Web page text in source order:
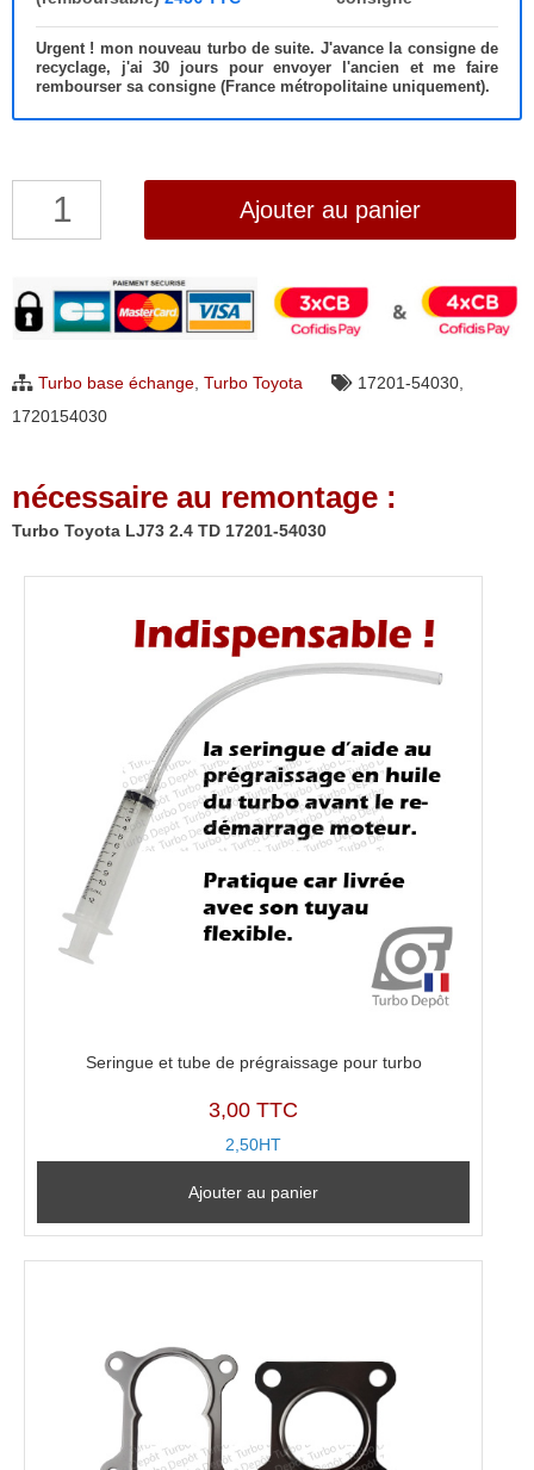
Urgent ! mon nouveau turbo de suite. J'avance la consigne de
recyclage, j'ai 30 jours pour envoyer l'ancien et me faire
rembourser sa consigne (France métropolitaine uniquement).
quantité
Toyota
LJ73
TD
Ajouter au panier
Turbo base échange Turbo Toyota 17201-54030
1720154030
nécessaire au remontage :
Turbo Toyota LJ73 2.4 TD 17201-54030
Seringue et tube de prégraissage pour turbo
3,00 TTC
2,50HT
Ajouter au panier